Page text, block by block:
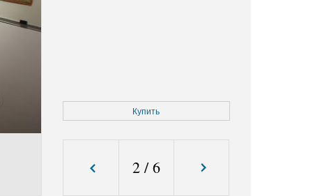
Купить
2/6